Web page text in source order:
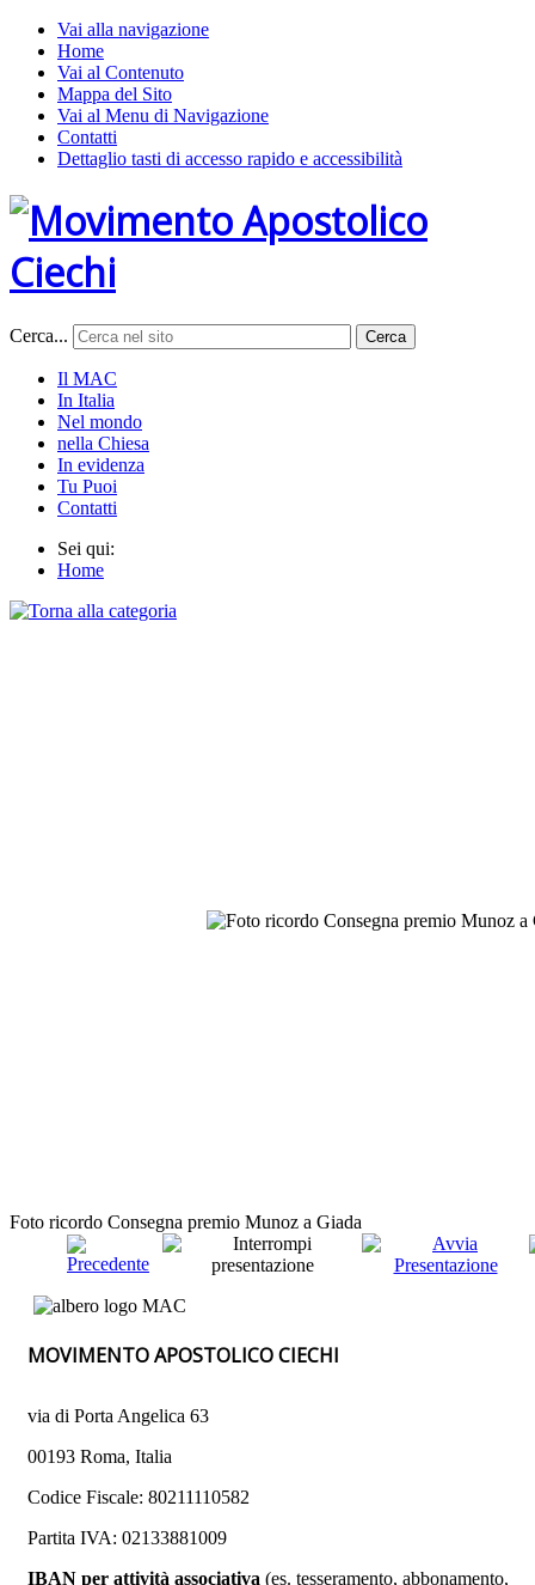
Vai alla navigazione
Home
Vai al Contenuto
Mappa del Sito
Vai al Menu di Navigazione
Contatti
Dettaglio tasti di accesso rapido e accessibilità
Cerca... Cerca
Il MAC
In Italia
Nel mondo
nella Chiesa
In evidenza
Tu Puoi
Contatti
Sei qui:
Home
Foto ricordo Consegna premio Munoz a Giada
MOVIMENTO APOSTOLICO CIECHI
via di Porta Angelica 63
00193 Roma, Italia
Codice Fiscale: 80211110582
Partita IVA: 02133881009
IBAN per attività associativa (es. tesseramento, abbonamento,